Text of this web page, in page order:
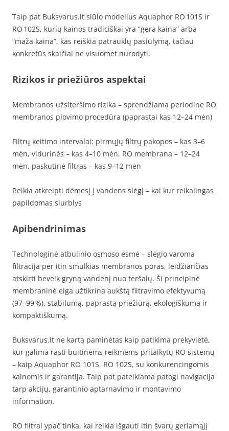
Taip pat Buksvarus.lt siūlo modelius Aquaphor RO 101S ir
RO 102S, kurių kainos tradiciškai yra “gera kaina” arba
“maža kaina”, kas reiškia patrauklų pasiūlymą, tačiau
konkretūs skaičiai ne visuomet nurodyti.
Rizikos ir priežiūros aspektai
Membranos užsiteršimo rizika – sprendžiama periodine RO
membranos plovimo procedūra (paprastai kas 12–24 mėn)
Filtrų keitimo intervalai: pirmųjų filtrų pakopos – kas 3–6
mėn, vidurinės – kas 4–10 mėn, RO membrana – 12–24
mėn, paskutinė filtras – kas 9–12 mėn
Reikia atkreipti dėmesį į vandens slėgį – kai kur reikalingas
papildomas siurblys
Apibendrinimas
Technologinė atbulinio osmoso esmė – slėgio varoma
filtracija per itin smulkias membranos poras, leidžiančias
atskirti beveik gryną vandenį nuo teršalų. Ši principinė
membraninė eiga užtikrina aukštą filtravimo efektyvumą
(97–99 %), stabilumą, paprastą priežiūrą, ekologiškumą ir
kompaktiškumą.
Buksvarus.lt ne kartą paminėtas kaip patikima prekyvietė,
kur galima rasti buitinėms reikmėms pritaikytų RO sistemų
– kaip Aquaphor RO 101S, RO 102S, su konkurencingomis
kainomis ir garantija. Taip pat pateikiama patogi navigacija
tarp akcijų, garantinio aptarnavimo ir montavimo
information.
RO filtrai ypač tinka, kai reikia išgauti itin švarų geriamąjį